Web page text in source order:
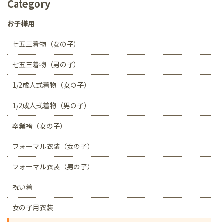
Category
お子様用
七五三着物（女の子）
七五三着物（男の子）
1/2成人式着物（女の子）
1/2成人式着物（男の子）
卒業袴（女の子）
フォーマル衣装（女の子）
フォーマル衣装（男の子）
祝い着
女の子用衣装